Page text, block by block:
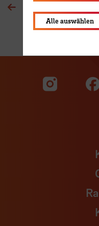
Alle auswählen